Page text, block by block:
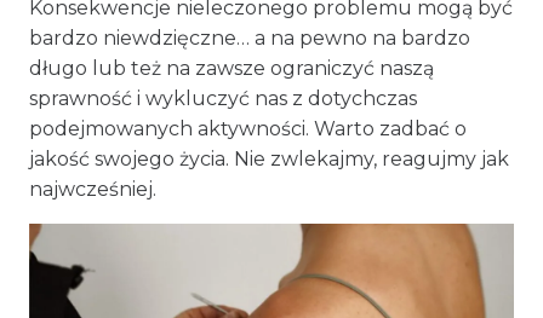
Konsekwencje nieleczonego problemu mogą być
bardzo niewdzięczne… a na pewno na bardzo
długo lub też na zawsze ograniczyć naszą
sprawność i wykluczyć nas z dotychczas
podejmowanych aktywności. Warto zadbać o
jakość swojego życia. Nie zwlekajmy, reagujmy jak
najwcześniej.